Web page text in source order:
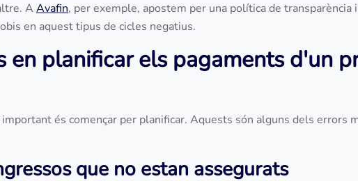
A Avafin, per exemple, apostem per una política de
en aquest tipus de cicles negatius.
en planificar els pagaments d'un
és començar per planificar. Aquests són alguns dels errors
que no estan assegurats